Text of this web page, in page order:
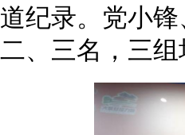
道纪录。党小
二、三名，三